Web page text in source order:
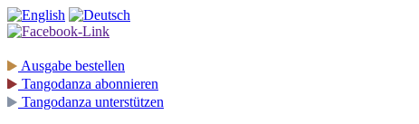
Ausgabe bestellen
Tangodanza abonnieren
Tangodanza unterstützen